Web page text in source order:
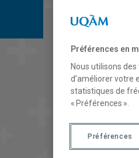
Préférences en
Nous utilisons
d’améliorer votre
statistiques de
« Préférences ».
Préférences